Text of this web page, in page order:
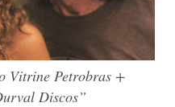
Vitrine Petrobras +
Discos”